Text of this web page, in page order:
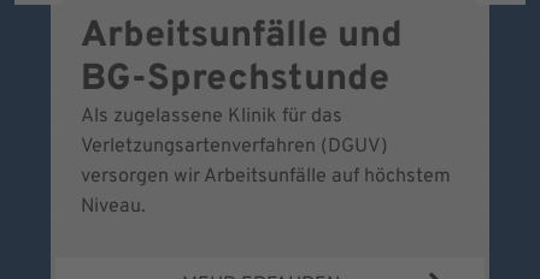
Arbeitsunfälle und
BG-Sprechstunde
Als zugelassene Klinik für das
Verletzungsartenverfahren (DGUV)
versorgen wir Arbeitsunfälle auf höchstem
Niveau.